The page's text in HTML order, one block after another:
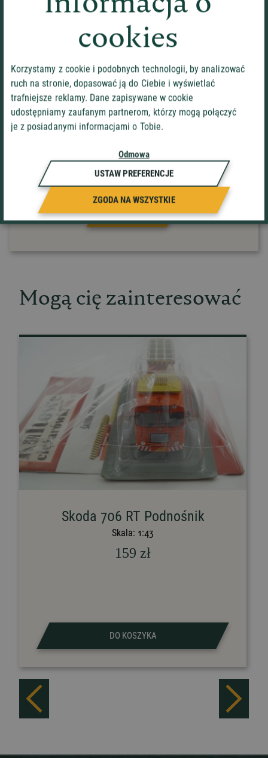
cookies
Korzystamy z cookie i podobnych technologii, by analizować
ruch na stronie, dopasować ją do Ciebie i wyświetlać
trafniejsze reklamy. Dane zapisywane w cookie
udostępniamy zaufanym partnerom, którzy mogą połączyć
je z posiadanymi informacjami o Tobie.
Odmowa
USTAW PREFERENCJE
ZGODA NA WSZYSTKIE
*pola wymagane. Administratorem Państwa danych
jest Auto-Welt Sp. z o.o. w Łasku, ul. Kosynierów
o przetwarzaniu danych osobowych znajduje się
w Polityce prywatności.
Zapoznaem się i akceptujęPolitykę prywatnościi
Regulaminsklepu Auto-Welt.info*
WYŚLIJ
Mogą cię zainteresować
Skoda 706 RT Podnośnik
Skala: 1:43
159 zł
DO KOSZYKA